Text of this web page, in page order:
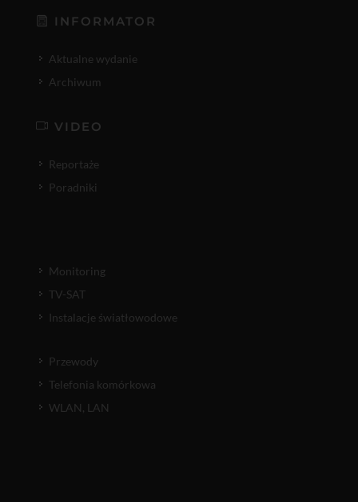
INFORMATOR
Aktualne wydanie
Archiwum
VIDEO
Reportaże
Poradniki
Monitoring
TV-SAT
Instalacje światłowodowe
Przewody
Telefonia komórkowa
WLAN, LAN